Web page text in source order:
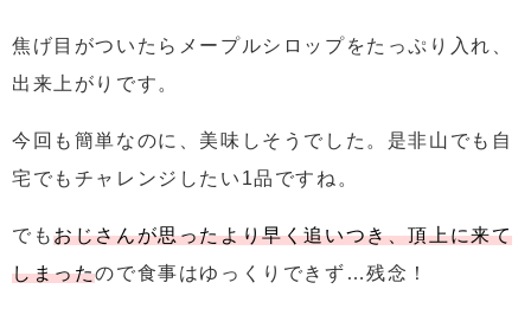
焦げ目がついたらメープルシロップをたっぷり入れ、
出来上がりです。
今回も簡単なのに、美味しそうでした。 是非山でも自
宅でもチャレンジしたい1品ですね。
でもおじさんが思ったより早く追いつき、頂上に来て
しまったので食事はゆっくりできず…残念！